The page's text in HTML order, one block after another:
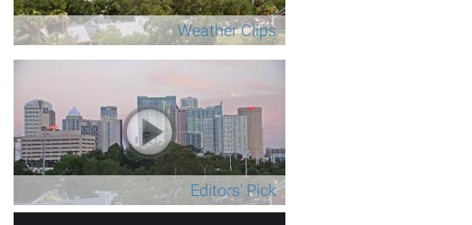
Weather Clips
Editors' Pick